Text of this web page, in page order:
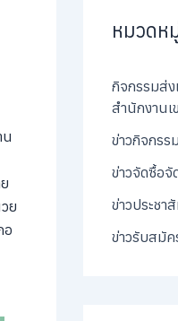
ย
อ
หมวดห
กิจกรรมส่ง
สำนักงาน
ข่าวกิจกร
ข่าวจัดซื้อจั
ข่าวประชา
ข่าวรับสมั